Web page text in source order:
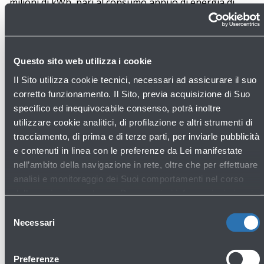
Questo sito web utilizza i cookie
Il Sito utilizza cookie tecnici, necessari ad assicurare il suo
corretto funzionamento. Il Sito, previa acquisizione di Suo
specifico ed inequivocabile consenso, potrà inoltre
utilizzare cookie analitici, di profilazione e altri strumenti di
tracciamento, di prima e di terze parti, per inviarle pubblicità
e contenuti in linea con le preferenze da Lei manifestate
nell’ambito della navigazione in rete, oltre che per effettuare
analisi e monitoraggio dei Suoi comportamenti nel corso
La preghiamo di consultare l'
delNecessari
Preferenze
1.400 famiglie. Il nuovo impianto fotovoltaico da 290
kW, installato sulla copertura e la facciata del terminal,
2023, mentre è in fase di progettazione un impianto da
oltre 4 MW all'interno del sedime aeroportuale.
Prosegue inoltre la piantumazione della fascia boscata
attorno all'aeroporto, per un totale di 40 ettari, che
sarà completata entro il 2025 e di cui chiederemo la
certificazione di gestione forestale sostenibile. Con il
vincolo boschivo, il terreno non sarà edificabile in
futuro.
Airport Carbon Accreditation: Livello 4+ Transition
rilevante traguardo con l'accreditamento “Livello 4+